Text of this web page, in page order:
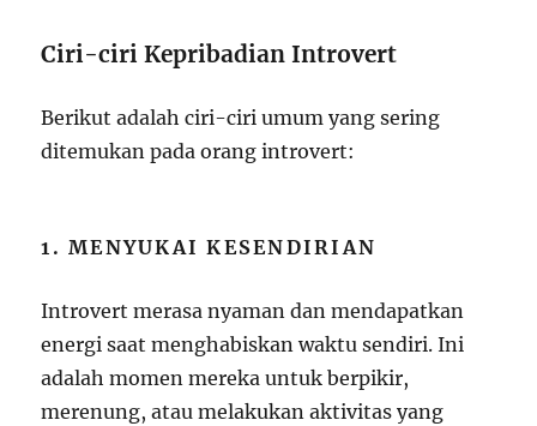
Ciri-ciri Kepribadian Introvert
Berikut adalah ciri-ciri umum yang sering
ditemukan pada orang introvert:
1. MENYUKAI KESENDIRIAN
Introvert merasa nyaman dan mendapatkan
energi saat menghabiskan waktu sendiri. Ini
adalah momen mereka untuk berpikir,
merenung, atau melakukan aktivitas yang